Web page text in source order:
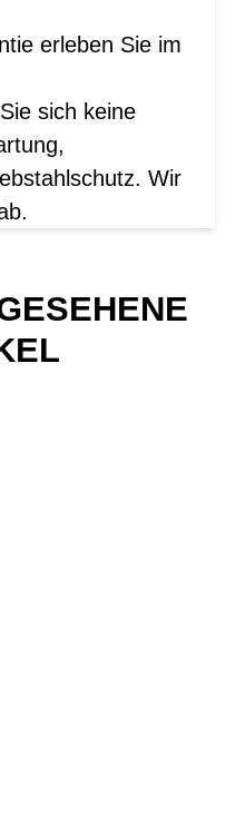
erleben Sie im
sich keine
Wir